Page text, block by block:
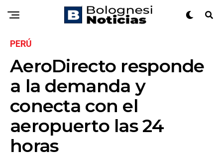
PERÚ
AeroDirecto responde
a la demanda y
conecta con el
aeropuerto las 24
horas